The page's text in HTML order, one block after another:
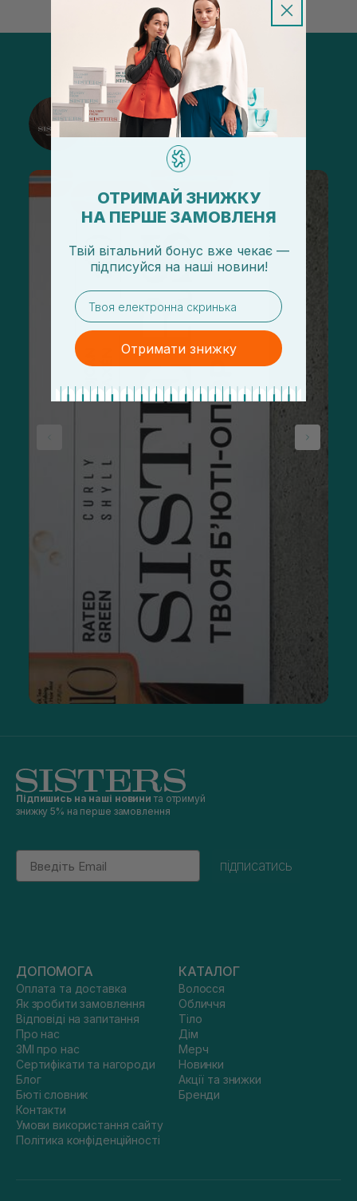
@sisters_stelmakh в Instagram
Підписатися
Підпишись на наші новини та отримуй
знижку 5% на перше замовлення
Email
підписатись
ДОПОМОГА
Оплата та доставка
Як зробити замовлення
Відповіді на запитання
Про нас
ЗМІ про нас
Сертифікати та нагороди
Блог
Бюті словник
Контакти
Умови використання сайту
Політика конфіденційності
КАТАЛОГ
Волосся
Обличчя
Тіло
Дім
Мерч
Новинки
Акції та знижки
Бренди
ОТРИМАЙ ЗНИЖКУ
НА ПЕРШЕ ЗАМОВЛЕНЯ
Твій вітальний бонус вже чекає —
підписуйся на наші новини!
email
Отримати знижку